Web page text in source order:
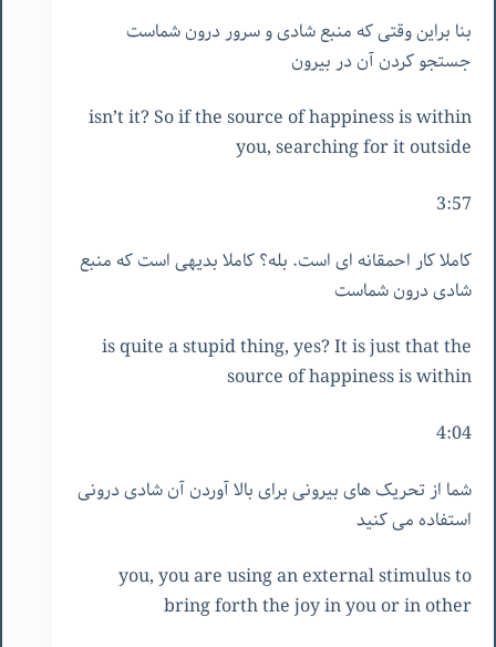
بنا براین وقتی که منبع شادی و سرور درون شماست
جستجو کردن آن در بیرون
isn’t it? So if the source of happiness is within
you, searching for it outside
3:57
کاملا کار احمقانه ای است. بله؟ کاملا بدیهی است که منبع
شادی درون شماست
is quite a stupid thing, yes? It is just that the
source of happiness is within
4:04
شما از تحریک های بیرونی برای بالا آوردن آن شادی درونی
استفاده می کنید
you, you are using an external stimulus to
bring forth the joy in you or in other